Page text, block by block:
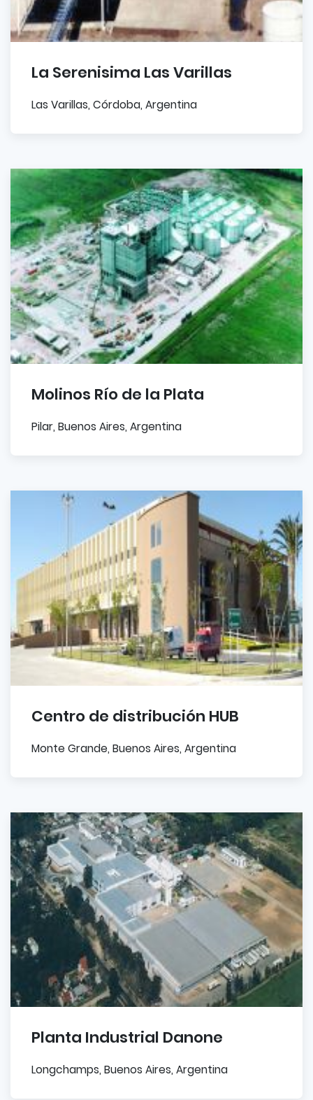
La Serenisima Las Varillas
Las Varillas, Córdoba, Argentina
Molinos Río de la Plata
Pilar, Buenos Aires, Argentina
Centro de distribución HUB
Monte Grande, Buenos Aires, Argentina
Planta Industrial Danone
Longchamps, Buenos Aires, Argentina